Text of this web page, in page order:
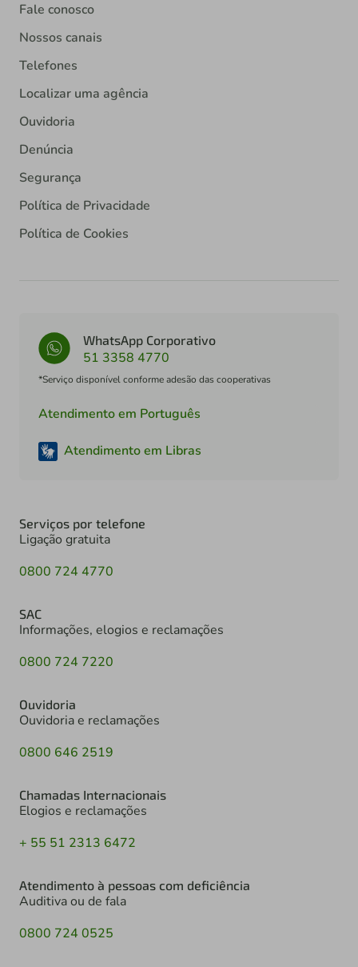
Fale conosco
Nossos canais
Telefones
Localizar uma agência
Ouvidoria
Denúncia
Segurança
Política de Privacidade
Política de Cookies
WhatsApp Corporativo
51 3358 4770
*Serviço disponível conforme adesão das cooperativas
Atendimento em Português
Atendimento em Libras
Serviços por telefone
Ligação gratuita
0800 724 4770
SAC
Informações, elogios e reclamações
0800 724 7220
Ouvidoria
Ouvidoria e reclamações
0800 646 2519
Chamadas Internacionais
Elogios e reclamações
+ 55 51 2313 6472
Atendimento à pessoas com deficiência
Auditiva ou de fala
0800 724 0525